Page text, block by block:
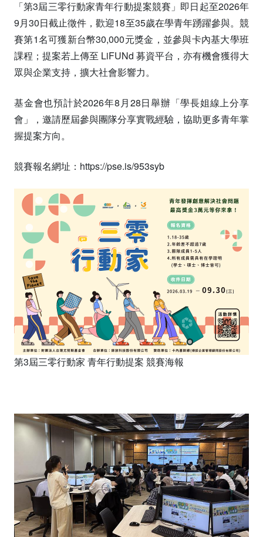
「第3屆三零行動家青年行動提案競賽」即日起至2026年
9月30日截止徵件，歡迎18至35歲在學青年踴躍參與。競
賽第1名可獲新台幣30,000元獎金，並參與卡內基大學班
課程；提案若上傳至 LiFUNd 募資平台，亦有機會獲得大
眾與企業支持，擴大社會影響力。
基金會也預計於2026年8月28日舉辦「學長姐線上分享
會」，邀請歷屆參與團隊分享實戰經驗，協助更多青年掌
握提案方向。
競賽報名網址： https://pse.is/953syb
第3屆三零行動家 青年行動提案 競賽海報